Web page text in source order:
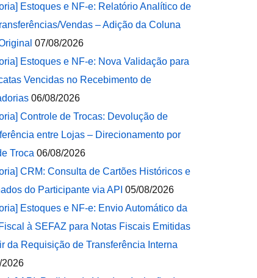
Estoques e NF-e: Relatório Analítico de
Vendas – Adição da Coluna
07/08/2026
Estoques e NF-e: Nova Validação para
Vencidas no Recebimento de
06/08/2026
Controle de Trocas: Devolução de
entre Lojas – Direcionamento por
Troca 06/08/2026
CRM: Consulta de Cartões Históricos e
do Participante via API 05/08/2026
Estoques e NF-e: Envio Automático da
à SEFAZ para Notas Fiscais Emitidas
da Requisição de Transferência Interna
2026